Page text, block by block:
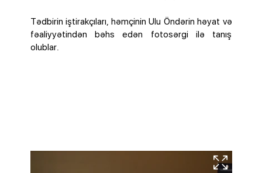
Tədbirin iştirakçıları, həmçinin Ulu Öndərin həyat və
fəaliyyətindən bəhs edən fotosərgi ilə tanış
olublar.